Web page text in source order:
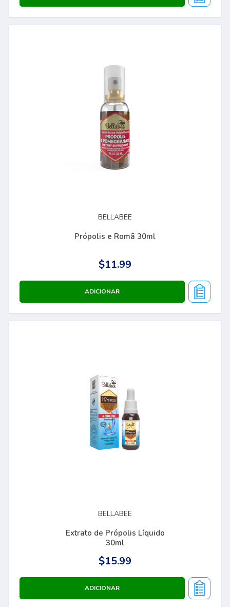
BELLABEE
Própolis e Romã 30ml
$11.99
BELLABEE
Extrato de Própolis Líquido
30ml
$15.99